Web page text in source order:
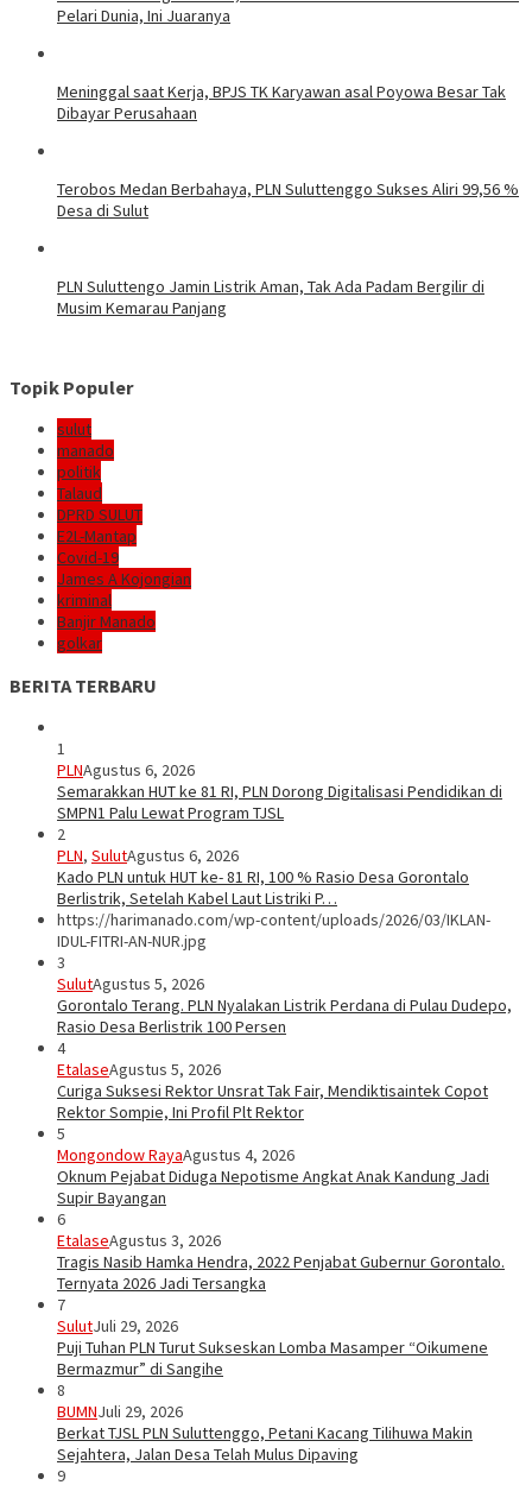
Pelari Dunia, Ini Juaranya
Meninggal saat Kerja, BPJS TK Karyawan asal Poyowa Besar Tak
Dibayar Perusahaan
Terobos Medan Berbahaya, PLN Suluttenggo Sukses Aliri 99,56 %
Desa di Sulut
PLN Suluttengo Jamin Listrik Aman, Tak Ada Padam Bergilir di
Musim Kemarau Panjang
Topik Populer
sulut
manado
politik
Talaud
DPRD SULUT
E2L-Mantap
Covid-19
James A Kojongian
kriminal
Banjir Manado
golkar
BERITA TERBARU
1
PLNAgustus 6, 2026
Semarakkan HUT ke 81 RI, PLN Dorong Digitalisasi Pendidikan di
SMPN1 Palu Lewat Program TJSL
2
PLN, SulutAgustus 6, 2026
Kado PLN untuk HUT ke- 81 RI, 100 % Rasio Desa Gorontalo
Berlistrik, Setelah Kabel Laut Listriki P…
https://harimanado.com/wp-content/uploads/2026/03/IKLAN-
IDUL-FITRI-AN-NUR.jpg
3
SulutAgustus 5, 2026
Gorontalo Terang. PLN Nyalakan Listrik Perdana di Pulau Dudepo,
Rasio Desa Berlistrik 100 Persen
4
EtalaseAgustus 5, 2026
Curiga Suksesi Rektor Unsrat Tak Fair, Mendiktisaintek Copot
Rektor Sompie, Ini Profil Plt Rektor
5
Mongondow RayaAgustus 4, 2026
Oknum Pejabat Diduga Nepotisme Angkat Anak Kandung Jadi
Supir Bayangan
6
EtalaseAgustus 3, 2026
Tragis Nasib Hamka Hendra, 2022 Penjabat Gubernur Gorontalo.
Ternyata 2026 Jadi Tersangka
7
SulutJuli 29, 2026
Puji Tuhan PLN Turut Sukseskan Lomba Masamper “Oikumene
Bermazmur” di Sangihe
8
BUMNJuli 29, 2026
Berkat TJSL PLN Suluttenggo, Petani Kacang Tilihuwa Makin
Sejahtera, Jalan Desa Telah Mulus Dipaving
9